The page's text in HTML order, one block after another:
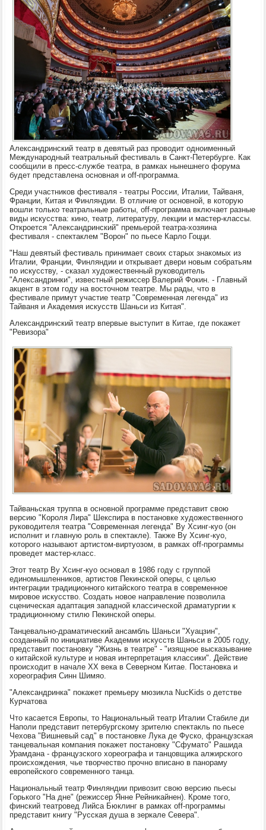
Александринский театр в девятый раз проводит одноименный
Международный театральный фестиваль в Санкт-Петербурге. Как
сообщили в пресс-службе театра, в рамках нынешнего форума
будет представлена основная и off-программа.
Среди участников фестиваля - театры России, Италии, Тайваня,
Франции, Китая и Финляндии. В отличие от основной, в которую
вошли только театральные работы, оff-программа включает разные
виды искусства: кино, театр, литературу, лекции и мастер-классы.
Откроется "Александринский" премьерой театра-хозяина
фестиваля - спектаклем "Ворон" по пьесе Карло Гоцци.
"Наш девятый фестиваль принимает своих старых знакомых из
Италии, Франции, Финляндии и открывает двери новым собратьям
по искусству, - сказал художественный руководитель
"Александринки", известный режиссер Валерий Фокин. - Главный
акцент в этом году на восточном театре. Мы рады, что в
фестивале примут участие театр "Современная легенда" из
Тайваня и Академия искусств Шаньси из Китая".
Александринский театр впервые выступит в Китае, где покажет
"Ревизора"
Тайваньская труппа в основной программе представит свою
версию "Короля Лира" Шекспира в постановке художественного
руководителя театра "Современная легенда" Ву Хсинг-куо (он
исполнит и главную роль в спектакле). Также Ву Хсинг-куо,
которого называют артистом-виртуозом, в рамках off-программы
проведет мастер-класс.
Этот театр Ву Хсинг-куо основал в 1986 году с группой
единомышленников, артистов Пекинской оперы, с целью
интеграции традиционного китайского театра в современное
мировое искусство. Создать новое направление позволила
сценическая адаптация западной классической драматургии к
традиционному стилю Пекинской оперы.
Танцевально-драматический ансамбль Шаньси "Хуацзин",
созданный по инициативе Академии искусств Шаньси в 2005 году,
представит постановку "Жизнь в театре" - "изящное высказывание
о китайской культуре и новая интерпретация классики". Действие
происходит в начале ХХ века в Северном Китае. Постановка и
хореография Синн Шимяо.
"Александринка" покажет премьеру мюзикла NucKids о детстве
Курчатова
Что касается Европы, то Национальный театр Италии Стабиле ди
Наполи представит петербургскому зрителю спектакль по пьесе
Чехова "Вишневый сад" в постановке Лука де Фуско, французская
танцевальная компания покажет постановку "Сфумато" Рашида
Урамдана - французского хореографа и танцовщика алжирского
происхождения, чье творчество прочно вписано в панораму
европейского современного танца.
Национальный театр Финляндии привозит свою версию пьесы
Горького "На дне" (режиссер Янне Рейникайнен). Кроме того,
финский театровед Лийса Бюклинг в рамках off-программы
представит книгу "Русская душа в зеркале Севера".